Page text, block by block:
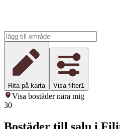
Rita på karta Visa filter1
Visa bostäder nära mig
30